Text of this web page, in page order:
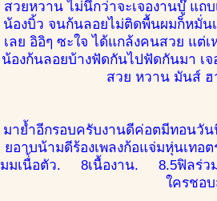
สวยหวาน ไม่นึกว่าจะเจองานบู๊ แถ
น้องบิ้ว จนก้นลอยไม่ติดพื้นผมก็หมั่
เลย อิอิๆ ซะใจ ได้แกล้งคนสวย แต่
น้องก้นลอยบ้างฟัดกันไปฟัดกันมา เ
สวย หวาน มันส์ ฮ
มาย้ำอีกรอบครับงานดีค่อตมีทอนวัน
ยอาบน้ามดีร้องเพลงก้อแจ่มหุ่นเทอ
มมเนื่้อตัว. 8เนื้องาน. 8.5ฟิลร่ว
ใครชอ